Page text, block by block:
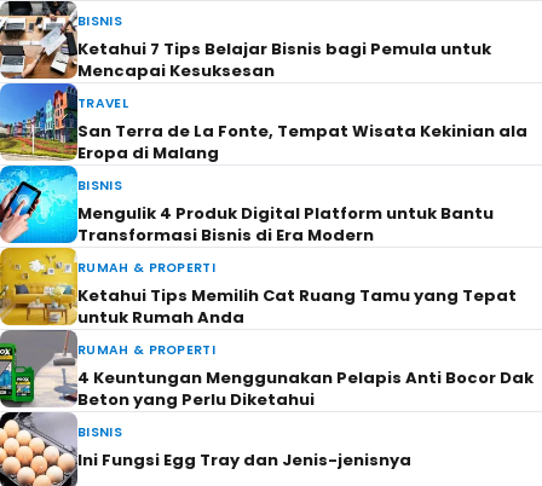
BISNIS
Ketahui 7 Tips Belajar Bisnis bagi Pemula untuk
Mencapai Kesuksesan
TRAVEL
San Terra de La Fonte, Tempat Wisata Kekinian ala
Eropa di Malang
BISNIS
Mengulik 4 Produk Digital Platform untuk Bantu
Transformasi Bisnis di Era Modern
RUMAH & PROPERTI
Ketahui Tips Memilih Cat Ruang Tamu yang Tepat
untuk Rumah Anda
RUMAH & PROPERTI
4 Keuntungan Menggunakan Pelapis Anti Bocor Dak
Beton yang Perlu Diketahui
BISNIS
Ini Fungsi Egg Tray dan Jenis-jenisnya